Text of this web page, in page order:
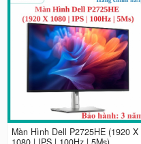
Màn Hình Dell P2725HE (1920 X